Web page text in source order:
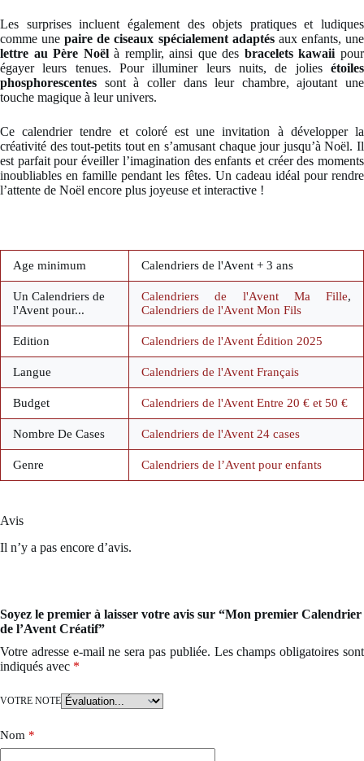
Les surprises incluent également des objets pratiques et ludiques
comme unepaire de ciseaux spécialement adaptésaux enfants, une
lettre au Père Noëlà remplir, ainsi que des bracelets kawaii pour
égayer leurs tenues. Pour illuminer leurs nuits, de jolies étoiles
phosphorescentes sont à coller dans leur chambre, ajoutant une
touche magique à leur univers.
Ce calendrier tendre et coloré est une invitation à développer la
créativité des tout-petits tout en s’amusant chaque jour jusqu’à Noël. Il
est parfait pour éveiller l’imagination des enfants et créer des moments
inoubliables en famille pendant les fêtes. Un cadeau idéal pour rendre
l’attente de Noël encore plus joyeuse et interactive !
Age minimum Calendriers de l'Avent + 3 ans
Un Calendriers de
l'Avent pour...
Calendriers de l'Avent Ma Fille,
Calendriers de l'Avent Mon Fils
Edition Calendriers de l'Avent Édition 2025
Langue Calendriers de l'Avent Français
Budget Calendriers de l'Avent Entre 20 € et 50 €
Nombre De Cases Calendriers de l'Avent 24 cases
Genre Calendriers de l’Avent pour enfants
Avis
Il n’y a pas encore d’avis.
Soyez le premier à laisser votre avis sur “Mon premier Calendrier
de l’Avent Créatif”
Votre adresse e-mail ne sera pas publiée. Les champs obligatoires sont
indiqués avec *
VOTRE NOTE
Nom *